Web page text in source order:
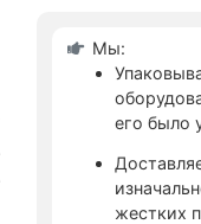
Мы:
его было
жестких